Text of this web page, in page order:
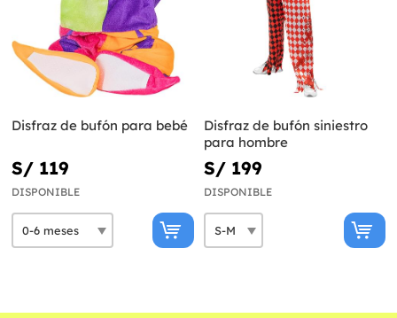
Disfraz de bufón para bebé
S/ 119
DISPONIBLE
Disfraz de bufón siniestro
para hombre
S/ 199
DISPONIBLE